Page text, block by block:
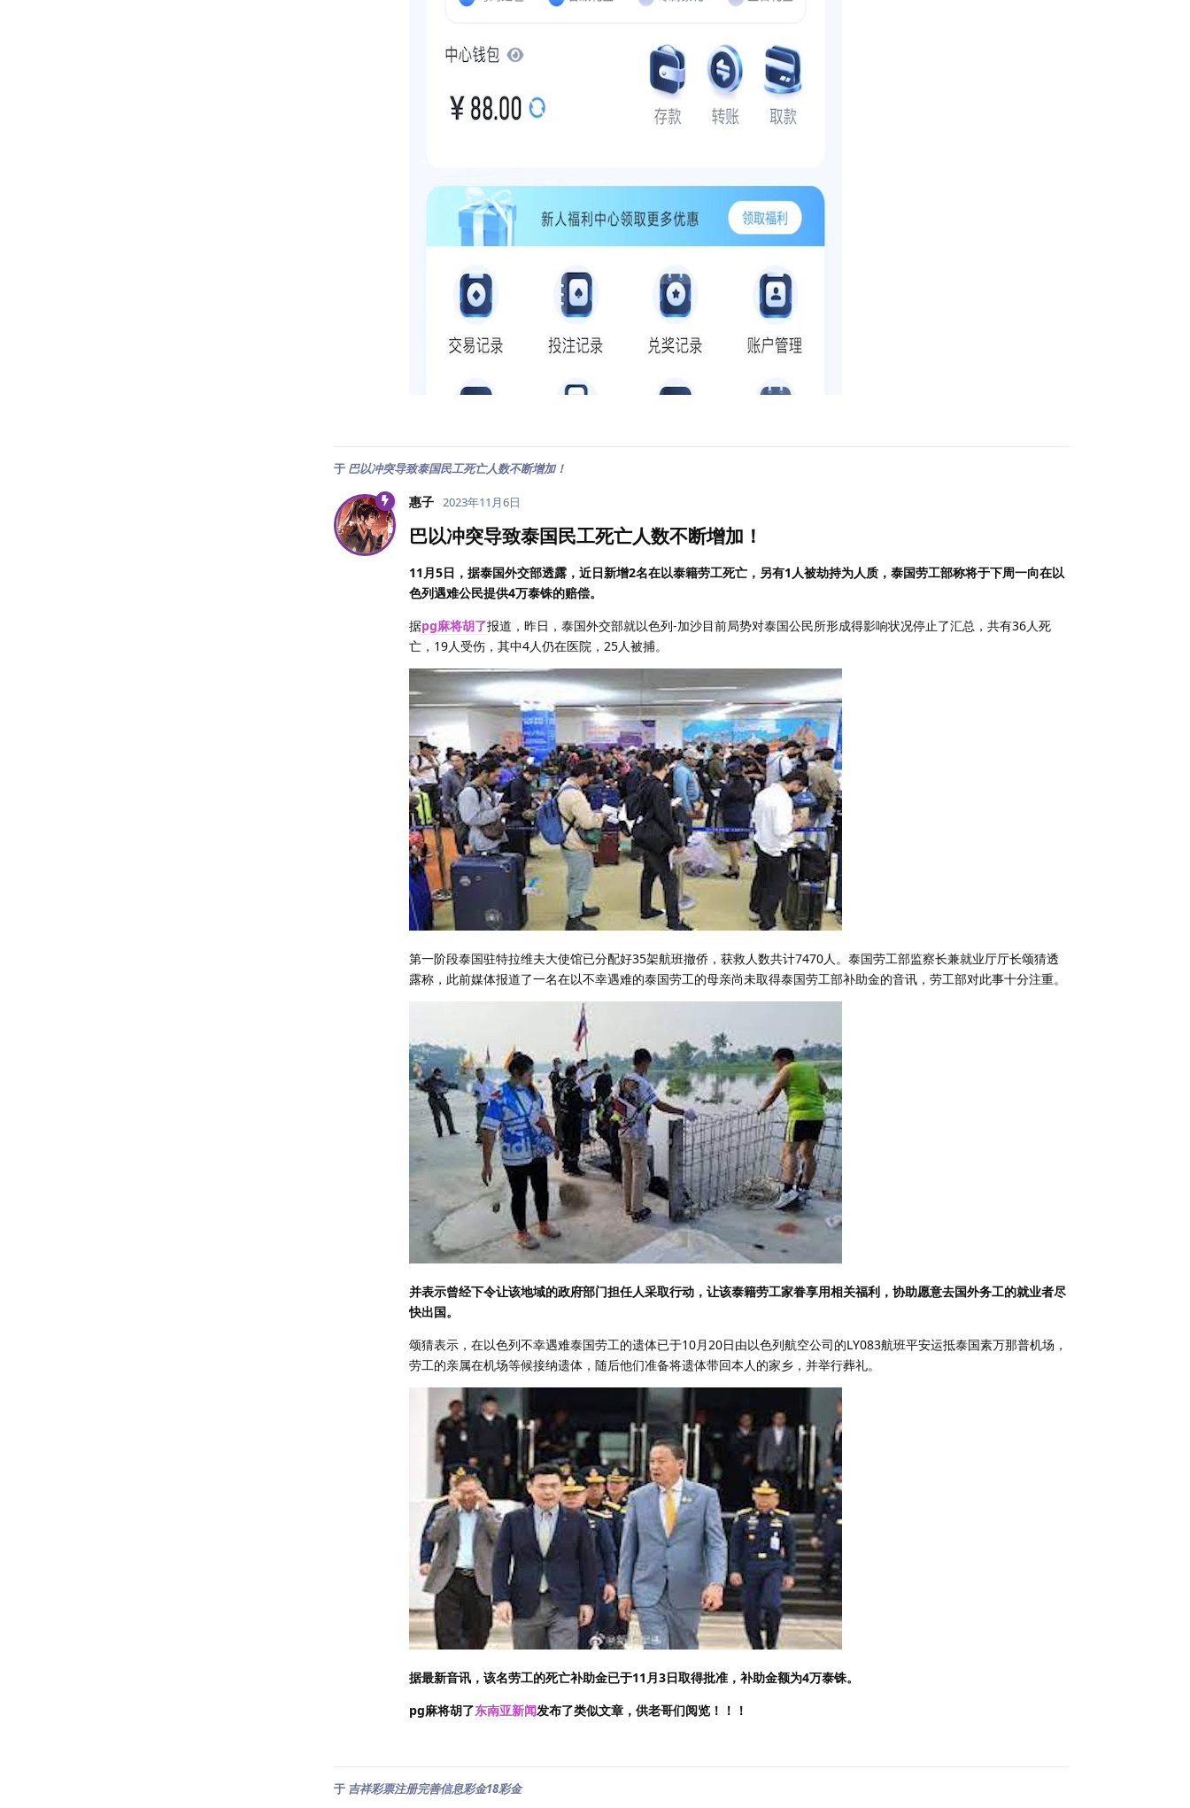
于 巴以冲突导致泰国民工死亡人数不断增加！
惠子 2023年11月6日
巴以冲突导致泰国民工死亡人数不断增加！
11月5日，据泰国外交部透露，近日新增2名在以泰籍劳工死亡，另有1人被劫持为人质，泰国劳工部称将于下周一向在以
色列遇难公民提供4万泰铢的赔偿。
据pg麻将胡了报道，昨日，泰国外交部就以色列-加沙目前局势对泰国公民所形成得影响状况停止了汇总，共有36人死
亡，19人受伤，其中4人仍在医院，25人被捕。
第一阶段泰国驻特拉维夫大使馆已分配好35架航班撤侨，获救人数共计7470人。泰国劳工部监察长兼就业厅厅长颂猜透
露称，此前媒体报道了一名在以不幸遇难的泰国劳工的母亲尚未取得泰国劳工部补助金的音讯，劳工部对此事十分注重。
并表示曾经下令让该地域的政府部门担任人采取行动，让该泰籍劳工家眷享用相关福利，协助愿意去国外务工的就业者尽
快出国。
颂猜表示，在以色列不幸遇难泰国劳工的遗体已于10月20日由以色列航空公司的LY083航班平安运抵泰国素万那普机场，
劳工的亲属在机场等候接纳遗体，随后他们准备将遗体带回本人的家乡，并举行葬礼。
据最新音讯，该名劳工的死亡补助金已于11月3日取得批准，补助金额为4万泰铢。
pg麻将胡了东南亚新闻发布了类似文章，供老哥们阅览！！！
于 吉祥彩票注册完善信息彩金18彩金